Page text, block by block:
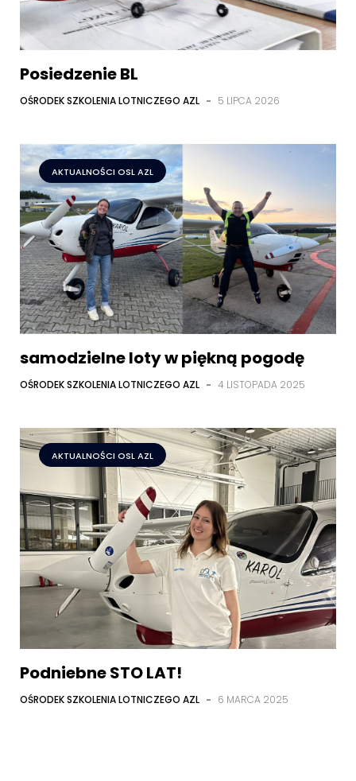
Posiedzenie BL
OŚRODEK SZKOLENIA LOTNICZEGO AZL - 5 LIPCA 2026
AKTUALNOŚCI OSL AZL
samodzielne loty w piękną pogodę
OŚRODEK SZKOLENIA LOTNICZEGO AZL - 4 LISTOPADA 2025
AKTUALNOŚCI OSL AZL
Podniebne STO LAT!
OŚRODEK SZKOLENIA LOTNICZEGO AZL - 6 MARCA 2025